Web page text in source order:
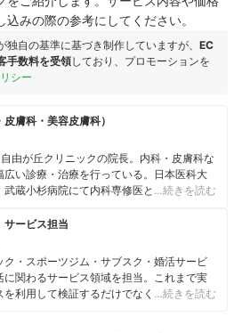
みの際の参考にしてください。
自の基準に基づき制作していますが、 EC
手数料を受領しており、プロモーションを
シー
膚科・美容皮膚科）
由が丘クリニックの院長。内科・皮膚科な
広い診療・治療を行っている。日本医科大
武蔵小杉病院にて内科専修医として研修を
Alohaさおり自由が丘クリニックの院長とし
ら、日本内科学会認定内科医・日本透析医
臓学会・日本美容皮膚科学会・点滴療法研
幅広い医療の分野で活躍中。
プロフィール
…続きを読む
ービス担当
ク・スポーツジム・サブスク・婚活サービ
に関わるサービス領域を担当。これまで実
を利用して検証するだけでなく、医師や婚
…続きを読む